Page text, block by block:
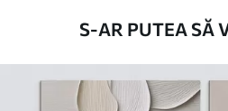
Standard
160 lei
S-AR PUTEA SĂ